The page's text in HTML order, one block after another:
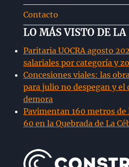
Contacto
LO MÁS VISTO DE
Paritaria UOCRA agosto
salariales por categoría y
Concesiones viales: las
para julio no despegan y el
demora
Pavimentan 160 metros de
60 en la Quebrada de La